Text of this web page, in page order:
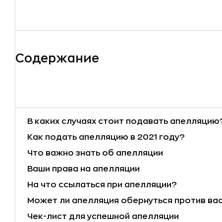
Содержание
В каких случаях стоит подавать
Как подать апелляцию в 2021 году?
Что важно знать об апелляции
Ваши права на апелляции
На что ссылаться при апелляции?
Может ли апелляция обернуться против
Чек-лист для успешной апелляции